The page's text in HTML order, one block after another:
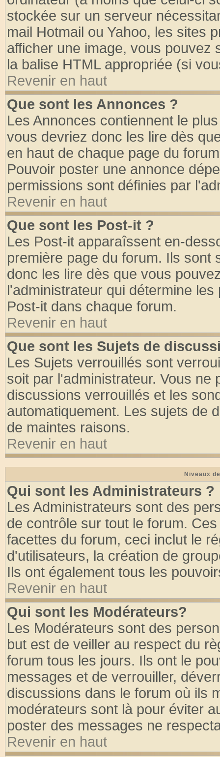
stockée sur un serveur
mail Hotmail ou Yahoo, les sites
afficher une image, vous pouvez
la balise HTML appropriée (si
Revenir en haut
Que sont les Annonces ?
Les Annonces contiennent le
vous devriez donc les lire dès
en haut de chaque page du
Pouvoir poster une annonce
permissions sont définies par
Revenir en haut
Que sont les Post-it ?
Les Post-it apparaîssent en-
première page du forum. Ils
donc les lire dès que vous
l'administrateur qui détermine
Post-it dans chaque forum.
Revenir en haut
Que sont les Sujets de
Les Sujets verrouillés sont
soit par l'administrateur. Vous
discussions verrouillés et les
automatiquement. Les sujets de
de maintes raisons.
Revenir en haut
Niveaux
Qui sont les Administrateurs ?
Les Administrateurs sont des
de contrôle sur tout le forum.
facettes du forum, ceci inclut le
d'utilisateurs, la création de
Ils ont également tous les
Revenir en haut
Qui sont les Modérateurs?
Les Modérateurs sont des
but est de veiller au respect du
forum tous les jours. Ils ont le
messages et de verrouiller,
discussions dans le forum où ils
modérateurs sont là pour éviter
poster des messages ne
Revenir en haut